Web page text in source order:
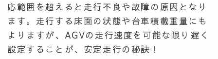
応範囲を超えると走行不良や故障の原因となり
ます。走行する床面の状態や台車積載重量にも
よりますが、AGVの走行速度を可能な限り遅く
設定することが、安定走行の秘訣！